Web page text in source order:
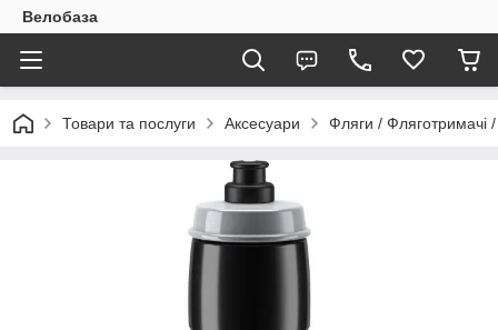
Велобаза
Товари та послуги Аксесуари Фляги / Фляготримачі /